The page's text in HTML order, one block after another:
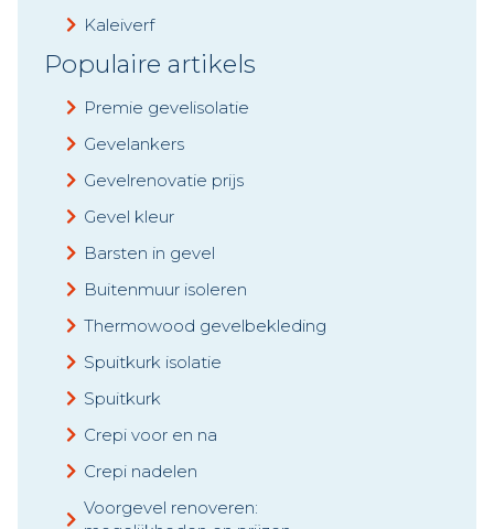
Kaleiverf
Populaire artikels
Premie gevelisolatie
Gevelankers
Gevelrenovatie prijs
Gevel kleur
Barsten in gevel
Buitenmuur isoleren
Thermowood gevelbekleding
Spuitkurk isolatie
Spuitkurk
Crepi voor en na
Crepi nadelen
Voorgevel renoveren: